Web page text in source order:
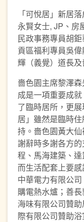
「可悅居」新居
永賢女士, JP、房
民政事務專員胡
貢區福利專員吳
輝（義覺）道長
嗇色園主席黎澤
成是一項重要成
了臨時居所，更
居」雖然是臨時
持。嗇色園黃大
謝辭時多謝各方
程、馬海建築、
而生活配套上要
中華電力有限公
購電熱水爐；善
海味有限公司贊
際有限公司贊助浴